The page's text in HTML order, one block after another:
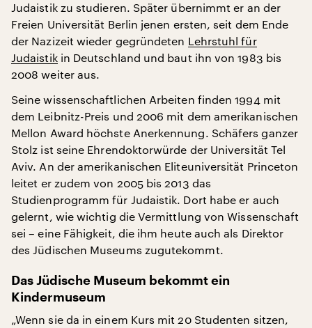
Judaistik zu studieren. Später übernimmt er an der
Freien Universität Berlin jenen ersten, seit dem Ende
der Nazizeit wieder gegründeten Lehrstuhl für
Judaistikin Deutschland und baut ihn von 1983 bis
2008 weiter aus.
Seine wissenschaftlichen Arbeiten finden 1994 mit
dem Leibnitz-Preis und 2006 mit dem amerikanischen
Mellon Award höchste Anerkennung. Schäfers ganzer
Stolz ist seine Ehrendoktorwürde der Universität Tel
Aviv. An der amerikanischen Eliteuniversität Princeton
leitet er zudem von 2005 bis 2013 das
Studienprogramm für Judaistik. Dort habe er auch
gelernt, wie wichtig die Vermittlung von Wissenschaft
sei – eine Fähigkeit, die ihm heute auch als Direktor
des Jüdischen Museums zugutekommt.
Das Jüdische Museum bekommt ein
Kindermuseum
„Wenn sie da in einem Kurs mit 20 Studenten sitzen,